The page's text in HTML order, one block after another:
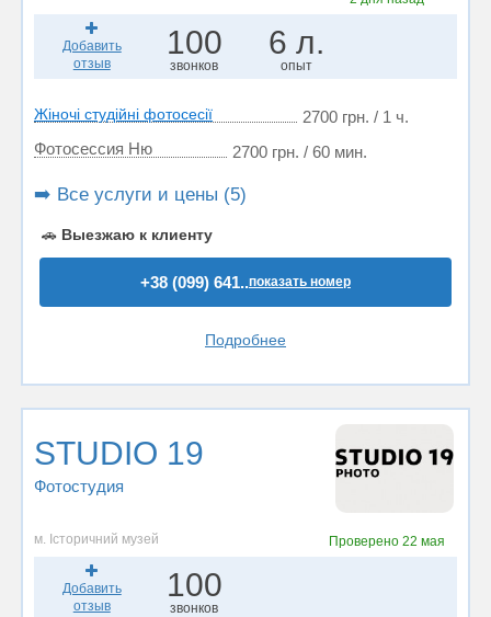
Добавить
отзыв
100
звонков
6 л.
опыт
Жіночі студійні фотосесії
2700 грн. / 1 ч.
Фотосессия Ню
2700 грн. / 60 мин.
➡️ Все услуги и цены (5)
🚗 Выезжаю к клиенту
+38 (099) 641..показать номер
Подробнее
STUDIO 19
Фотостудия
м. Історичний музей Проверено 22 мая
Добавить
отзыв
100
звонков